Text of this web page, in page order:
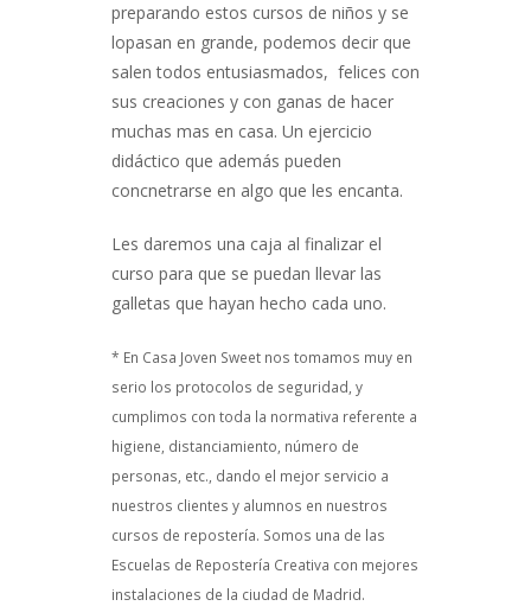
preparando estos cursos de niños y se
lopasan en grande, podemos decir que
salen todos entusiasmados, felices con
sus creaciones y con ganas de hacer
muchas mas en casa. Un ejercicio
didáctico que además pueden
concnetrarse en algo que les encanta.
Les daremos una caja al finalizar el
curso para que se puedan llevar las
galletas que hayan hecho cada uno.
* En Casa Joven Sweet nos tomamos muy en
serio los protocolos de seguridad, y
cumplimos con toda la normativa referente a
higiene, distanciamiento, número de
personas, etc., dando el mejor servicio a
nuestros clientes y alumnos en nuestros
cursos de repostería. Somos una de las
Escuelas de Repostería Creativa con mejores
instalaciones de la ciudad de Madrid.